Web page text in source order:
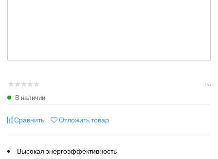
( 0 )
В наличии
Сравнить Отложить товар
Высокая энергоэффективность